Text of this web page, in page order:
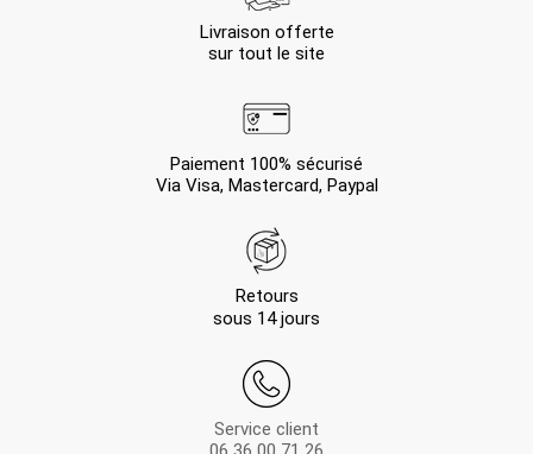
Livraison offerte
sur tout le site
Paiement 100% sécurisé
Via Visa, Mastercard, Paypal
Retours
sous 14 jours
Service client